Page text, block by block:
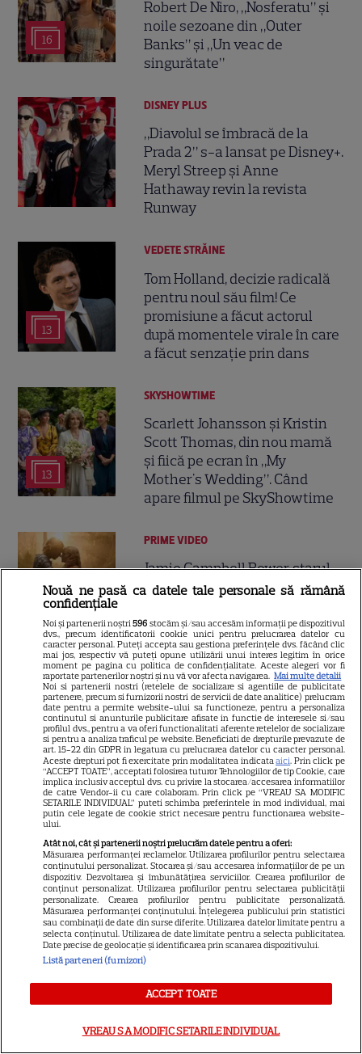
16
Robert De Niro, „Nosferatu” și
noile sezoane din „Outer
Banks” și „Un veac de
singurătate”
DISNEY PLUS
„Diavolul se îmbracă de la
Prada 2” s-a lansat pe Disney+.
Meryl Streep și Anne
Hathaway revin la revista
Runway
13
VEDETE STRĂINE
Tom Holland, decizie radicală
pentru noul său film! Ce
promisiune a făcut actorul
după momentele virale în care
a făcut senzație prin dans
13
SKYSHOWTIME
Scarlett Johansson și Kristin
Scott Thomas, din nou mamă
și fiică pe ecran în „My
Mother's Wedding”. Când
apare filmul pe SkyShowtime
9
PRIME VIDEO
Jamie Campbell Bower, starul
din „Stranger Things”, intră în
Ce rol legendar va interpreta în
sezonul 3
5
NETFLIX
„Palatul de Est”, noul fenomen
coreean de pe Netflix: Regele
blestemat, fantomele și
exorcistul care sfidează
moartea
Când „Fălci” se întâlnește cu
„Coborâre întunecată”:
Producția claustrofobă de pe
Prime Video ce nu trebuie
ratată
Ce vedem pe streaming între
Diavolul se îmbracă de la Prada
Nouă ne pasă ca datele tale personale să rămână
confidențiale
Noi și partenerii noștri596 stocăm și/sau accesăm informații pe dispozitivul
dvs., precum identificatorii cookie unici pentru prelucrarea datelor cu
caracter personal. Puteți accepta sau gestiona preferințele dvs. făcând clic
mai jos, respectiv vă puteți opune utilizării unui interes legitim în orice
moment pe pagina cu politica de confidențialitate. Aceste alegeri vor fi
raportate partenerilor noștri și nu vă vor afecta navigarea. Mai multe detalii
Noi si partenerii nostri (retelele de socializare si agentiile de publicitate
partenere, precum si furnizorii nostri de servicii de date analitice) prelucram
date pentru a permite website-ului sa functioneze, pentru a personaliza
continutul si anunturile publicitare afisate in functie de interesele si/sau
profilul dvs., pentru a va oferi functionalitati aferente retelelor de socializare
si pentru a analiza traficul pe website. Beneficiati de drepturile prevazute de
art. 15-22 din GDPR in legatura cu prelucrarea datelor cu caracter personal.
Aceste drepturi pot fi exercitate prin modalitatea indicataaici. Prin click pe
“ACCEPT TOATE”, acceptati folosirea tuturor Tehnologiilor de tip Cookie, care
implica inclusiv acceptul dvs. cu privire la stocarea/accesarea informatiilor
de catre Vendor-ii cu care colaboram. Prin click pe “VREAU SA MODIFIC
SETARILE INDIVIDUAL” puteti schimba preferintele in mod individual, mai
putin cele legate de cookie strict necesare pentru functionarea website-
ului.
Atât noi, cât și partenerii noștri prelucrăm datele pentru a oferi:
Măsurarea performanței reclamelor. Utilizarea profilurilor pentru selectarea
conținutului personalizat. Stocarea și/sau accesarea informațiilor de pe un
dispozitiv. Dezvoltarea și îmbunătățirea serviciilor. Crearea profilurilor de
conținut personalizat. Utilizarea profilurilor pentru selectarea publicității
personalizate. Crearea profilurilor pentru publicitate personalizată.
Măsurarea performanței conținutului. Înțelegerea publicului prin statistici
sau combinații de date din surse diferite. Utilizarea datelor limitate pentru a
selecta conținutul. Utilizarea de date limitate pentru a selecta publicitatea.
Date precise de geolocație și identificarea prin scanarea dispozitivului.
Listă parteneri (furnizori)
ACCEPT TOATE
VREAU SA MODIFIC SETARILE INDIVIDUAL